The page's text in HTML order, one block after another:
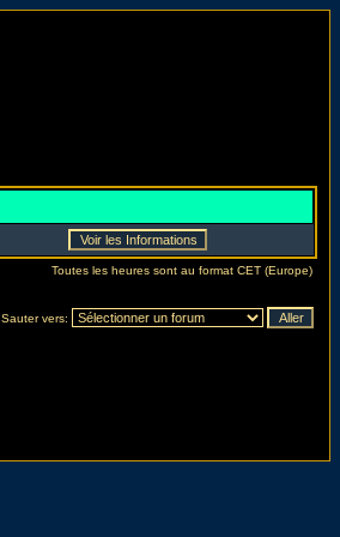
Toutes les heures sont au format CET (Europe)
Sauter vers: